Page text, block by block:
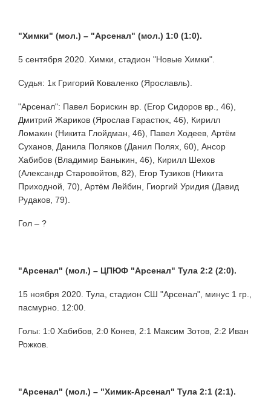
"Химки" (мол.) – "Арсенал" (мол.) 1:0 (1:0).
5 сентября 2020. Химки, стадион "Новые Химки".
Судья: 1к Григорий Коваленко (Ярославль).
"Арсенал": Павел Борискин вр. (Егор Сидоров вр., 46),
Дмитрий Жариков (Ярослав Гарастюк, 46), Кирилл
Ломакин (Никита Глойдман, 46), Павел Ходеев, Артём
Суханов, Данила Поляков (Данил Полях, 60), Ансор
Хабибов (Владимир Баныкин, 46), Кирилл Шехов
(Александр Старовойтов, 82), Егор Тузиков (Никита
Приходной, 70), Артём Лейбин, Гиоргий Уридия (Давид
Рудаков, 79).
Гол – ?
"Арсенал" (мол.) – ЦПЮФ "Арсенал" Тула 2:2 (2:0).
15 ноября 2020. Тула, стадион СШ "Арсенал", минус 1 гр.,
пасмурно. 12:00.
Голы: 1:0 Хабибов, 2:0 Конев, 2:1 Максим Зотов, 2:2 Иван
Рожков.
"Арсенал" (мол.) – "Химик-Арсенал" Тула 2:1 (2:1).